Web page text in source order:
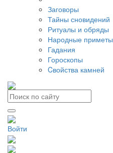
Заговоры
Тайны сновидений
Ритуалы и обряды
Народные приметы
Гадания
Гороскопы
Cвойства камней
Войти